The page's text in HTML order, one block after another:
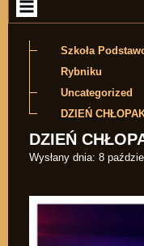
Szkoła
Rybniku
Uncategorized
DZIEŃ
DZIEŃ
Wysłany dnia: 8